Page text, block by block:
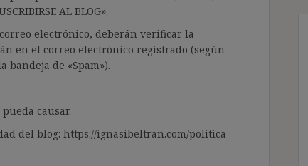
AL BLOG».
electrónico, deberán verificar la
en el correo electrónico registrado (según
bandeja de «Spam»).
causar.
del blog: https://ignasibeltran.com/politica-